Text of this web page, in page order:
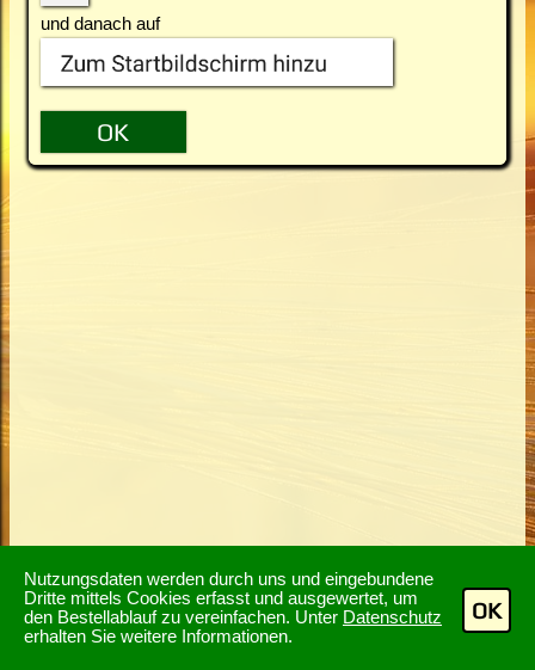
Nutzungsdaten werden durch uns und eingebundene
Dritte mittels Cookies erfasst und ausgewertet, um
den Bestellablauf zu vereinfachen. Unter Datenschutz
erhalten Sie weitere Informationen.
OK
und danach auf